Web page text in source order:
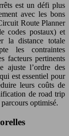
est un défi plus
avec les bons
Route Planner
codes postaux) et
la distance totale
les contraintes
facteurs pertinents
ajuste l’ordre des
est essentiel pour
leurs coûts de
de road trip
optimisé.